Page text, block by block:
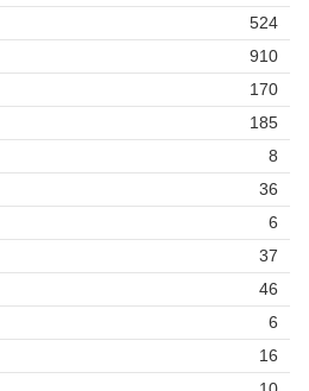
524
910
170
185
8
36
6
37
46
6
16